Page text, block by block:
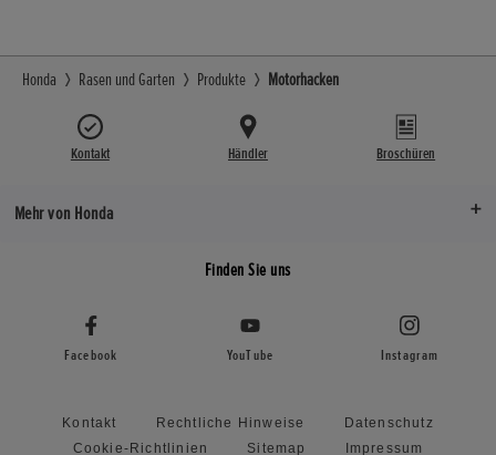
Honda Rasen und Garten Produkte Motorhacken
Kontakt Händler Broschüren
Mehr von Honda
Finden Sie uns
Facebook YouTube Instagram
Kontakt Rechtliche Hinweise
Datenschutz
Cookie-Richtlinien
Sitemap Impressum